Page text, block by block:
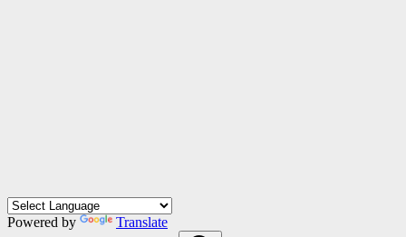
Powered by Translate